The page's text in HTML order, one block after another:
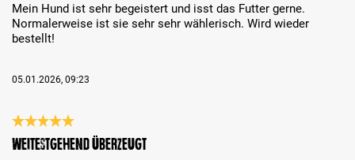
Mein Hund ist sehr begeistert und isst das Futter gerne.
Normalerweise ist sie sehr sehr wählerisch. Wird wieder
bestellt!
05.01.2026, 09:23
Évaluation avec une note de 5 sur 5 étoiles
Weitestgehend überzeugt